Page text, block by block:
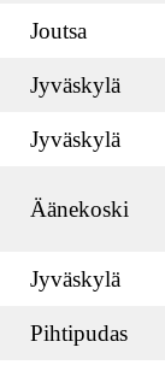
Joutsa
Jyväskylä
Jyväskylä
Äänekoski
Jyväskylä
Pihtipudas